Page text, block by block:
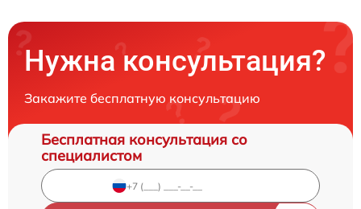
Нужна консультация?
Закажите бесплатную консультацию
Бесплатная консультация со
специалистом